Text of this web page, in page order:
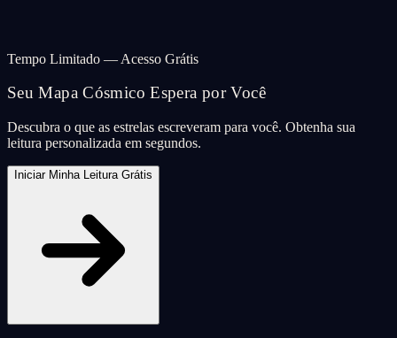
Tempo Limitado — Acesso Grátis
Seu Mapa Cósmico Espera por Você
Descubra o que as estrelas escreveram para você. Obtenha sua
leitura personalizada em segundos.
Iniciar Minha Leitura Grátis